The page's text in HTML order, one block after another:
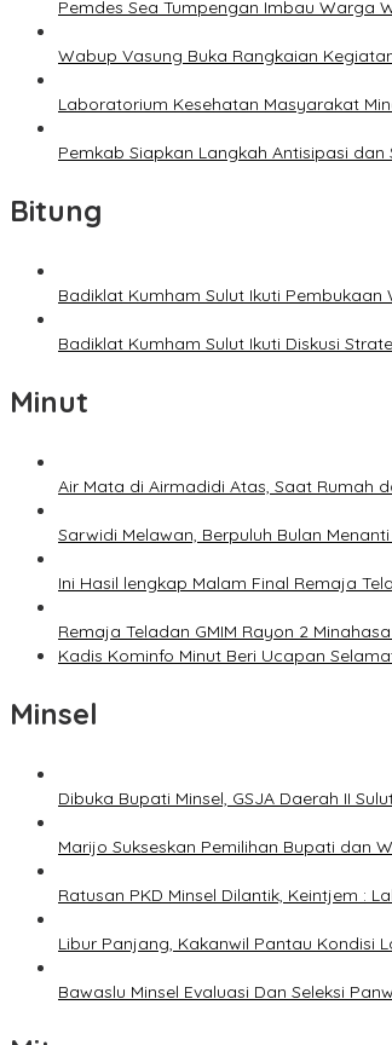
Pemdes Sea Tumpengan Imbau Warga
Wabup Vasung Buka Rangkaian
Laboratorium Kesehatan Masyarakat
Pemkab Siapkan Langkah Antisipasi
Bitung
Badiklat Kumham Sulut Ikuti Pembukaan
Badiklat Kumham Sulut Ikuti Diskusi
Minut
Air Mata di Airmadidi Atas, Saat Rumah
Sarwidi Melawan, Berpuluh Bulan
Ini Hasil lengkap Malam Final Remaja
Remaja Teladan GMIM Rayon 2
Kadis Kominfo Minut Beri Ucapan
Minsel
Dibuka Bupati Minsel, GSJA Daerah II
Marijo Sukseskan Pemilihan Bupati dan
Ratusan PKD Minsel Dilantik, Keintjem :
Libur Panjang, Kakanwil Pantau Kondisi
Bawaslu Minsel Evaluasi Dan Seleksi